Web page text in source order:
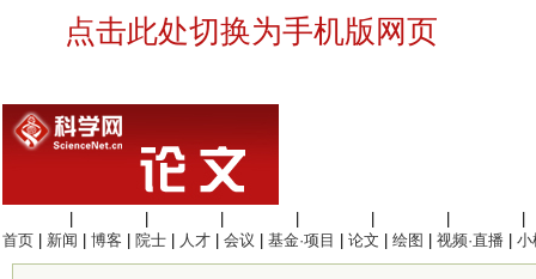
点击此处切换为手机版网页
首页
新闻 博客 院士 人才 会议 基金·项目 论文 绘图 视频·直播 小